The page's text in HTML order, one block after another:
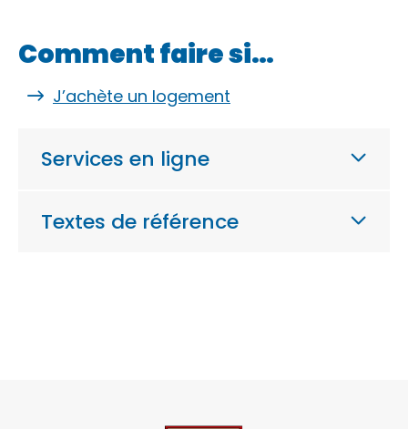
Comment faire si…
J’achète un logement
Services en ligne
Textes de référence